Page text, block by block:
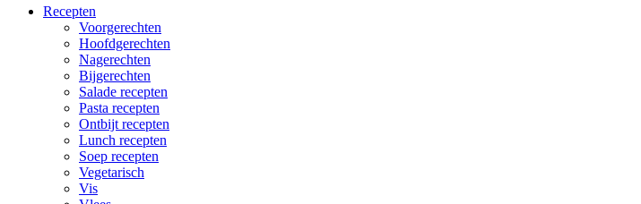
Recepten
Voorgerechten
Hoofdgerechten
Nagerechten
Bijgerechten
Salade recepten
Pasta recepten
Ontbijt recepten
Lunch recepten
Soep recepten
Vegetarisch
Vis